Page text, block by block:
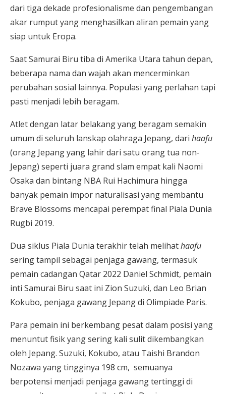
dari tiga dekade profesionalisme dan pengembangan
akar rumput yang menghasilkan aliran pemain yang
siap untuk Eropa.
Saat Samurai Biru tiba di Amerika Utara tahun depan,
beberapa nama dan wajah akan mencerminkan
perubahan sosial lainnya. Populasi yang perlahan tapi
pasti menjadi lebih beragam.
Atlet dengan latar belakang yang beragam semakin
umum di seluruh lanskap olahraga Jepang, dari haafu
(orang Jepang yang lahir dari satu orang tua non-
Jepang) seperti juara grand slam empat kali Naomi
Osaka dan bintang NBA Rui Hachimura hingga
banyak pemain impor naturalisasi yang membantu
Brave Blossoms mencapai perempat final Piala Dunia
Rugbi 2019.
Dua siklus Piala Dunia terakhir telah melihathaafu
sering tampil sebagai penjaga gawang, termasuk
pemain cadangan Qatar 2022 Daniel Schmidt, pemain
inti Samurai Biru saat ini Zion Suzuki, dan Leo Brian
Kokubo, penjaga gawang Jepang di Olimpiade Paris.
Para pemain ini berkembang pesat dalam posisi yang
menuntut fisik yang sering kali sulit dikembangkan
oleh Jepang. Suzuki, Kokubo, atau Taishi Brandon
Nozawa yang tingginya 198 cm, semuanya
berpotensi menjadi penjaga gawang tertinggi di